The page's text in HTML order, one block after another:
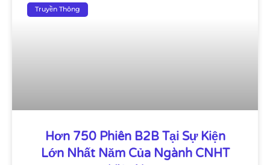
Truyền Thông
Hơn 750 Phiên B2B Tại Sự Kiện
Lớn Nhất Năm Của Ngành CNHT